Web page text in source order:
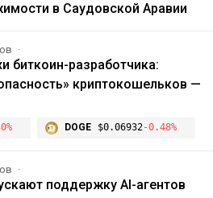
в Саудовской Аравии
биткоин-разработчика:
криптокошельков —
DOGE $0.06932-0.48%
поддержку AI-агентов